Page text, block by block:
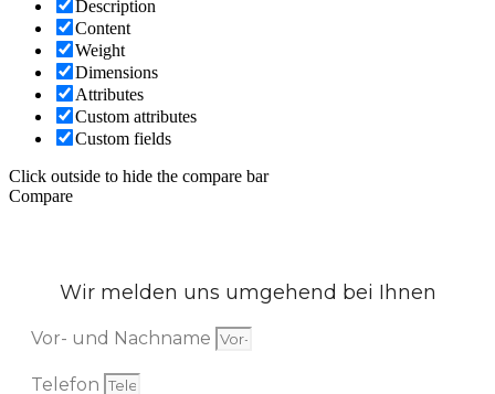
Description
Content
Weight
Dimensions
Attributes
Custom attributes
Custom fields
Click outside to hide the compare bar
Compare
Wir melden uns umgehend bei Ihnen
Vor- und Nachname
Telefon